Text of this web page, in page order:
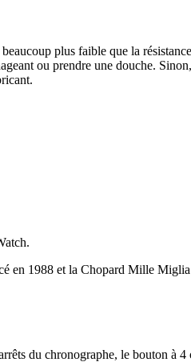
plus faible que la
ou prendre une douche.
en 1988 et la Chopard Mille
du chronographe, le bouton à 4